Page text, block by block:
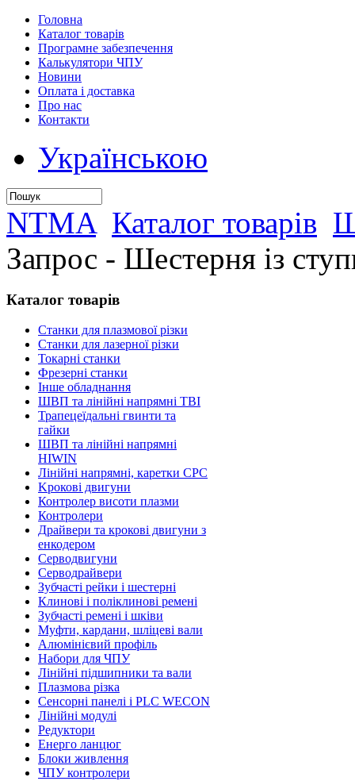
Головна
Каталог товарів
Програмне забезпечення
Калькулятори ЧПУ
Новини
Оплата і доставка
Про нас
Контакти
Українською
NTMA Каталог товарів
Запрос - Шестерня із
Каталог товарів
Станки для плазмової різки
Станки для лазерної різки
Токарні станки
Фрезерні станки
Інше обладнання
ШВП та лінійні напрямні TBI
Трапецеїдальні гвинти та
гайки
ШВП та лінійні напрямні
HIWIN
Лінійні напрямні, каретки CPC
Kрокові двигуни
Контролер висоти плазми
Контролери
Драйвери та крокові двигуни з
енкодером
Серводвигуни
Серводрайвери
Зубчасті рейки і шестерні
Клинові і поліклинові ремені
Зубчасті ремені і шківи
Муфти, кардани, шліцеві вали
Алюмінієвий профіль
Набори для ЧПУ
Лінійні підшипники та вали
Плазмова різка
Сенсорні панелі і PLC WECON
Лінійні модулі
Редуктори
Енерго ланцюг
Блоки живлення
ЧПУ контролери